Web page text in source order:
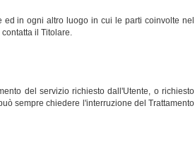
ed in ogni altro luogo in cui le parti coinvolte nel
il Titolare.
del servizio richiesto dall'Utente, o richiesto
sempre chiedere l'interruzione del Trattamento